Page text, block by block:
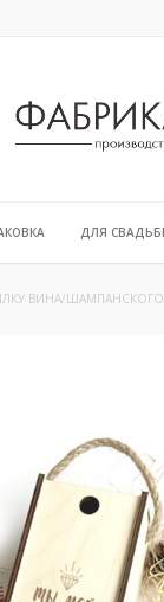
ДЛЯ
ВИНА/